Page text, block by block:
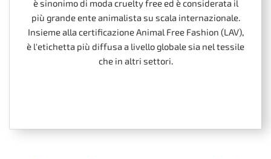
è sinonimo di moda cruelty free ed è considerata il
più grande ente animalista su scala internazionale.
Insieme alla certificazione Animal Free Fashion (LAV),
è l'etichetta più diffusa a livello globale sia nel tessile
che in altri settori.